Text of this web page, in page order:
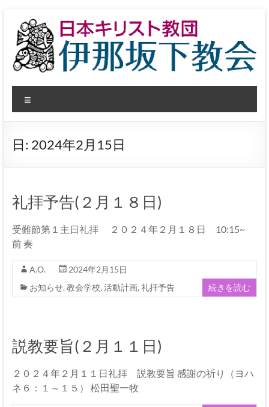
ス
ッ
日
本
キ
リ
ト
教
団
伊
那
下
教
会
ニ
ー
日: 2024年2月15日
礼拝予告(２月１８日)
受難節第１主日礼拝 ２０２４年２月１８日 10:15~
前 奏
A.O.
2024年2月15日
お知らせ, 教会学校, 活動計画, 礼拝予告 続きを読む
説教要旨(２月１１日)
２０２４年２月１１日礼拝 説教要旨 感謝の祈り（ヨハ
ネ６：１～１５） 松田聖一牧